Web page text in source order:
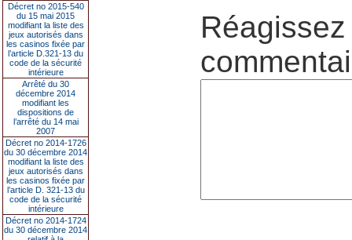
Décret no 2015-540
du 15 mai 2015
modifiant la liste des
jeux autorisés dans
les casinos fixée par
l’article D.321-13 du
code de la sécurité
intérieure
Arrêté du 30
décembre 2014
modifiant les
dispositions de
l’arrêté du 14 mai
2007
Décret no 2014-1726
du 30 décembre 2014
modifiant la liste des
jeux autorisés dans
les casinos fixée par
l’article D. 321-13 du
code de la sécurité
intérieure
Décret no 2014-1724
du 30 décembre 2014